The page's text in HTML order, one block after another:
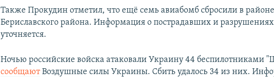
Также Прокудин отметил, что ещё семь авиабомб сбросили в
Бериславского района. Информация о пострадавших и
уточняется.
Ночью российские войска атаковали Украину 44 беспилотниками
сообщаютВоздушные силы Украины. Сбить удалось 34 из них.